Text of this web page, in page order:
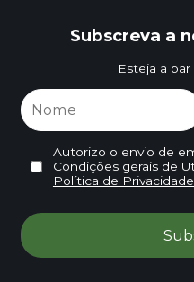
Subscreva a
Esteja a
Autorizo o envio de
Condições gerais de
Política de